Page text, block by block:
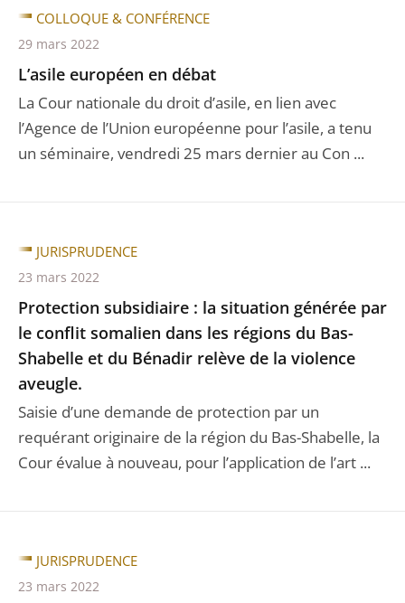
L’asile européen en débat
La Cour nationale du droit d’asile, en lien avec
l’Agence de l’Union européenne pour l’asile, a tenu
un séminaire, vendredi 25 mars dernier au Con ...
COLLOQUE & CONFÉRENCE
29 mars 2022
Protection subsidiaire : la situation générée par
le conflit somalien dans les régions du Bas-
Shabelle et du Bénadir relève de la violence
aveugle.
Saisie d’une demande de protection par un
requérant originaire de la région du Bas-Shabelle, la
Cour évalue à nouveau, pour l’application de l’art ...
JURISPRUDENCE
23 mars 2022
JURISPRUDENCE
23 mars 2022